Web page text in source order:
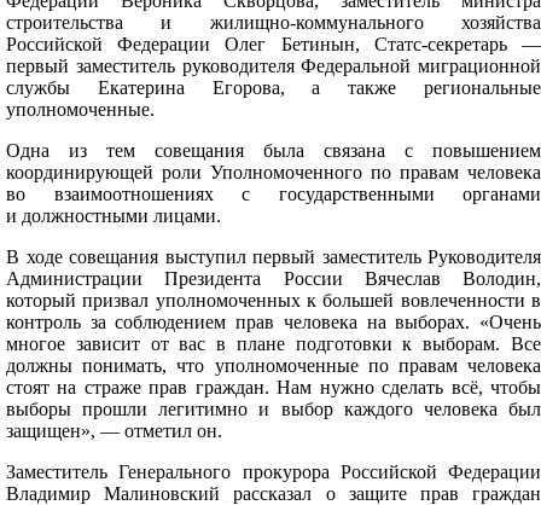
строительства и жилищно-коммунального хозяйства
Российской Федерации Олег Бетинын, Статс-секретарь —
первый заместитель руководителя Федеральной миграционной
службы Екатерина Егорова, а также региональные
уполномоченные.
Одна из тем совещания была связана с повышением
координирующей роли Уполномоченного по правам человека
во взаимоотношениях с государственными органами
и должностными лицами.
В ходе совещания выступил первый заместитель Руководителя
Администрации Президента России Вячеслав Володин,
который призвал уполномоченных к большей вовлеченности в
контроль за соблюдением прав человека на выборах. «Очень
многое зависит от вас в плане подготовки к выборам. Все
должны понимать, что уполномоченные по правам человека
стоят на страже прав граждан. Нам нужно сделать всё, чтобы
выборы прошли легитимно и выбор каждого человека был
защищен», — отметил он.
Заместитель Генерального прокурора Российской Федерации
Владимир Малиновский рассказал о защите прав граждан